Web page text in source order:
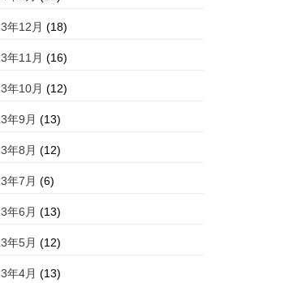
年12月 (18)
年11月 (16)
年10月 (12)
年9月 (13)
年8月 (12)
年7月 (6)
年6月 (13)
年5月 (12)
年4月 (13)